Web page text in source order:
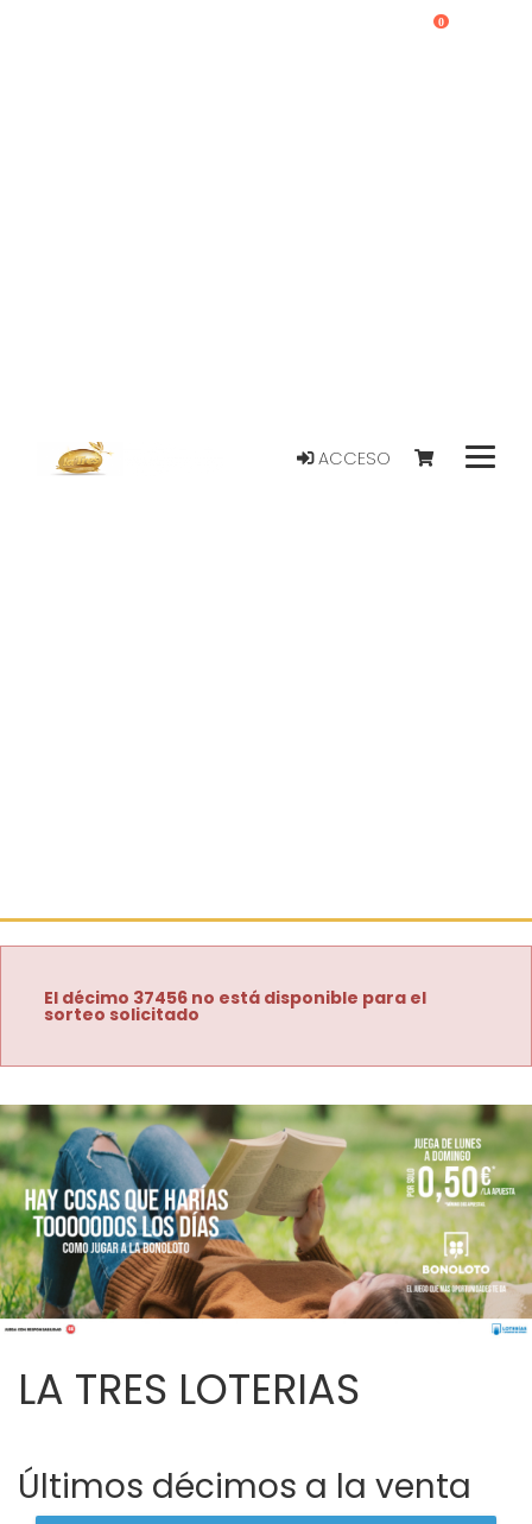
ACCESO
0
El décimo 37456 no está disponible para el
sorteo solicitado
LA TRES LOTERIAS
Últimos décimos a la venta